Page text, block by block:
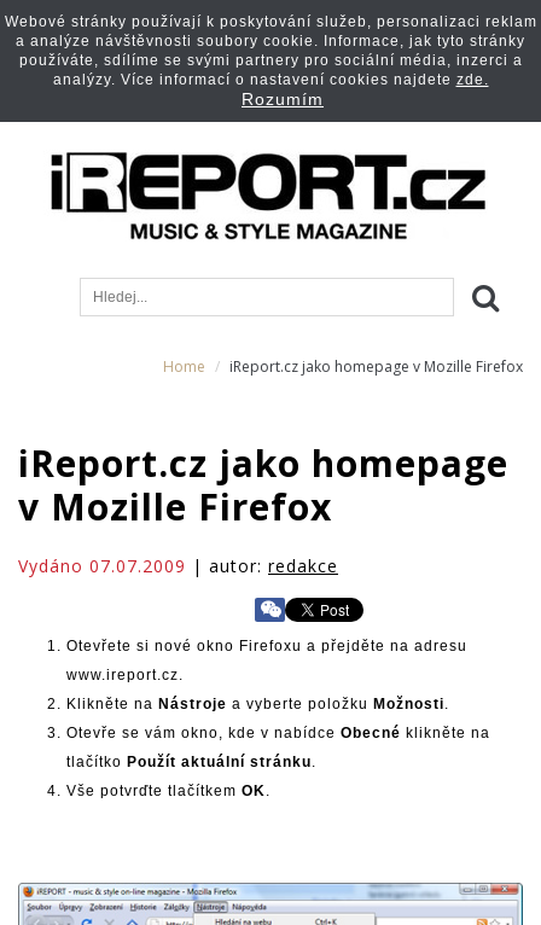
Home iReport.cz jako homepage v Mozille Firefox
iReport.cz jako homepage
v Mozille Firefox
Vydáno 07.07.2009 | autor: redakce
Otevřete si nové okno Firefoxu a přejděte na adresu
www.ireport.cz.
Klikněte na Nástroje a vyberte položku Možnosti.
Otevře se vám okno, kde v nabídce Obecné klikněte na
tlačítko Použít aktuální stránku.
Vše potvrďte tlačítkem OK.
Webové stránky používají k poskytování služeb, personalizaci reklam
a analýze návštěvnosti soubory cookie. Informace, jak tyto stránky
používáte, sdílíme se svými partnery pro sociální média, inzerci a
analýzy. Více informací o nastavení cookies najdete zde.
Rozumím